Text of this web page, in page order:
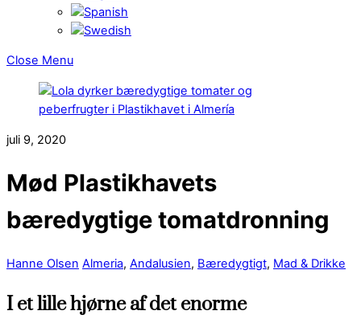
Close Menu
juli 9, 2020
Mød Plastikhavets
bæredygtige tomatdronning
Hanne Olsen Almeria, Andalusien, Bæredygtigt, Mad & Drikke
I et lille hjørne af det enorme